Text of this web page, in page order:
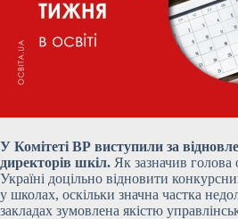
У Комітеті ВР виступили за
директорів шкіл. Як зазначив голова
Україні доцільно відновити
у школах, оскільки значна частка
закладах зумовлена якістю